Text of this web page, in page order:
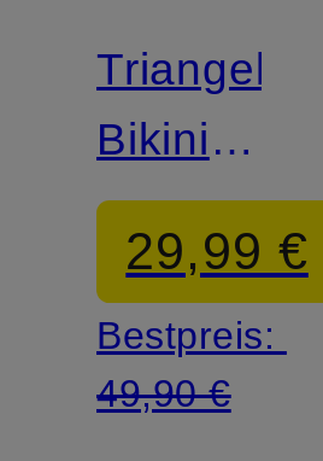
Triangel-
Bikini-
Top
29,99 €
Bestpreis:
49,90 €